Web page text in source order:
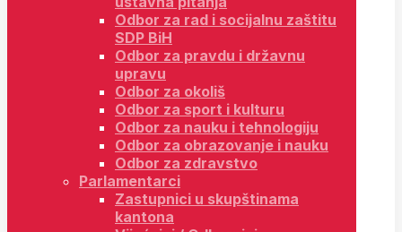
Odbor za rad i socijalnu zaštitu
SDP BiH
Odbor za pravdu i državnu
upravu
Odbor za okoliš
Odbor za sport i kulturu
Odbor za nauku i tehnologiju
Odbor za obrazovanje i nauku
Odbor za zdravstvo
Parlamentarci
Zastupnici u skupštinama
kantona